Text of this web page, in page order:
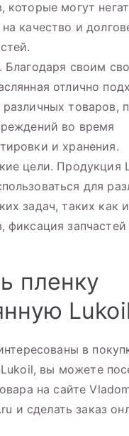
которые могут
качество и
Благодаря своим
отлично
различных товаров,
во время
и хранения.
цели. Продукция
для
задач, таких как
фиксация
пленку
в
вы можете
на сайте
и сделать заказ